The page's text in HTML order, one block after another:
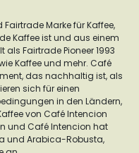
Marke für Kaffee,
Kaffee ist und aus einem
Fairtrade Pioneer 1993
Kaffee und mehr. Café
das nachhaltig ist, als
sich für einen
in den Ländern,
von Café Intencion
und Café Intencion hat
und Arabica-Robusta,